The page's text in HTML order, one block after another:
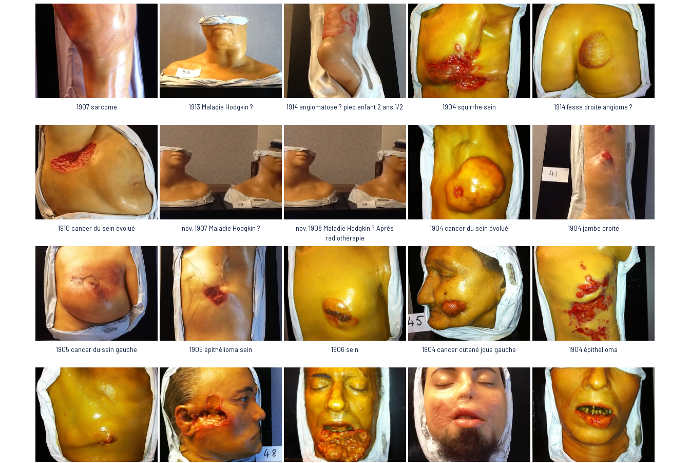
1907 sarcome 1913 Maladie Hodgkin ? 1914 angiomatose ? pied enfant 2 ans 1/2 1904 squirrhe sein 1914 fesse droite angiome ?
1910 cancer du sein évolué nov. 1907 Maladie Hodgkin ?
nov. 1908 Maladie Hodgkin ? Après
radiothérapie
1904 cancer du sein évolué 1904 jambe droite
1905 cancer du sein gauche 1905 épithélioma sein 1906 sein 1904 cancer cutané joue gauche 1904 épithélioma